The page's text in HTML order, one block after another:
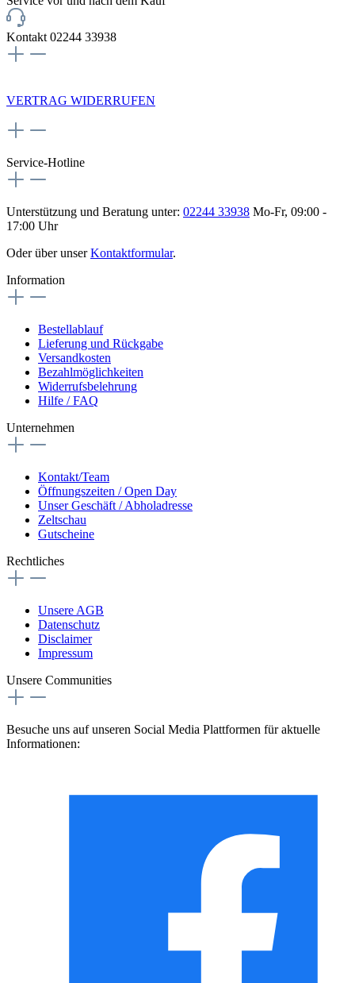
Kontakt 02244 33938
VERTRAG WIDERRUFEN
Service-Hotline
Unterstützung und Beratung unter: 02244 33938 Mo-Fr, 09:00 -
17:00 Uhr
Oder über unserKontaktformular.
Information
Bestellablauf
Lieferung und Rückgabe
Versandkosten
Bezahlmöglichkeiten
Widerrufsbelehrung
Hilfe / FAQ
Unternehmen
Kontakt/Team
Öffnungszeiten / Open Day
Unser Geschäft / Abholadresse
Zeltschau
Gutscheine
Rechtliches
Unsere AGB
Datenschutz
Disclaimer
Impressum
Unsere Communities
Besuche uns auf unseren Social Media Plattformen für aktuelle
Informationen: